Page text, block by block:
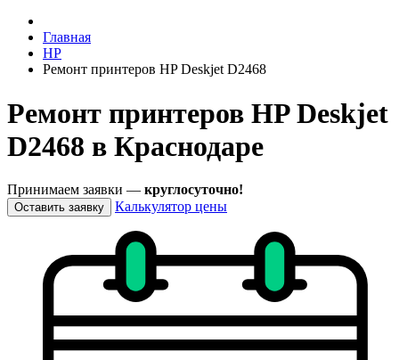
Главная
HP
Ремонт принтеров HP Deskjet D2468
Ремонт принтеров HP Deskjet
D2468 в Краснодаре
Принимаем заявки — круглосуточно!
Оставить заявку Калькулятор цены